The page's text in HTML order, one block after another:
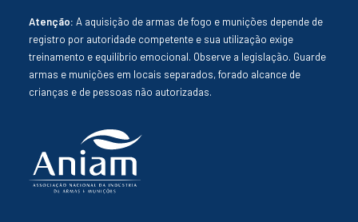
Atenção: A aquisição de armas de fogo e munições depende de
registro por autoridade competente e sua utilização exige
treinamento e equilíbrio emocional. Observe a legislação. Guarde
armas e munições em locais separados, forado alcance de
crianças e de pessoas não autorizadas.